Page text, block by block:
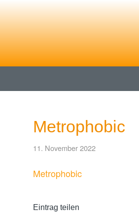
Metrophobic
11. November 2022
Metrophobic
Eintrag teilen